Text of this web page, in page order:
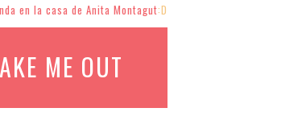
en la casa de Anita Montagut:D
ME OUT